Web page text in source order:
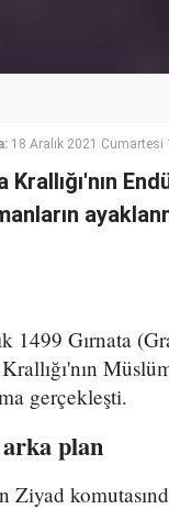
18 Aralık 2021 Cumartesi
Krallığı'nın
1499 Gırnata
gerçekleşti.
plan
Ziyad